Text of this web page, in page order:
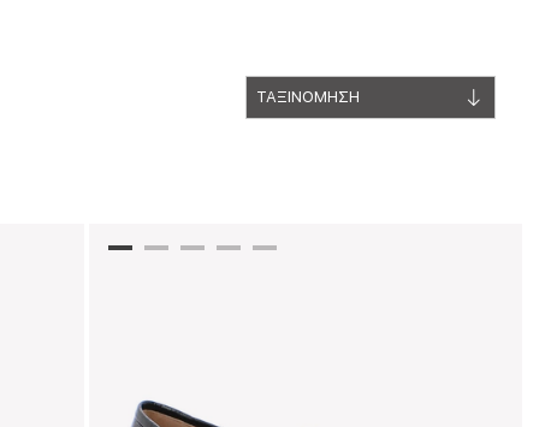
ΤΑΞΙΝΟΜΗΣΗ